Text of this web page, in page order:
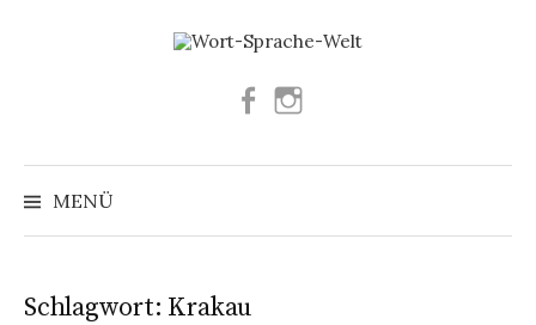
Facebook
MENÜ
Suchen
Schlagwort: Krakau